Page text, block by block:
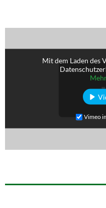
Mit dem Laden des
Vimeo